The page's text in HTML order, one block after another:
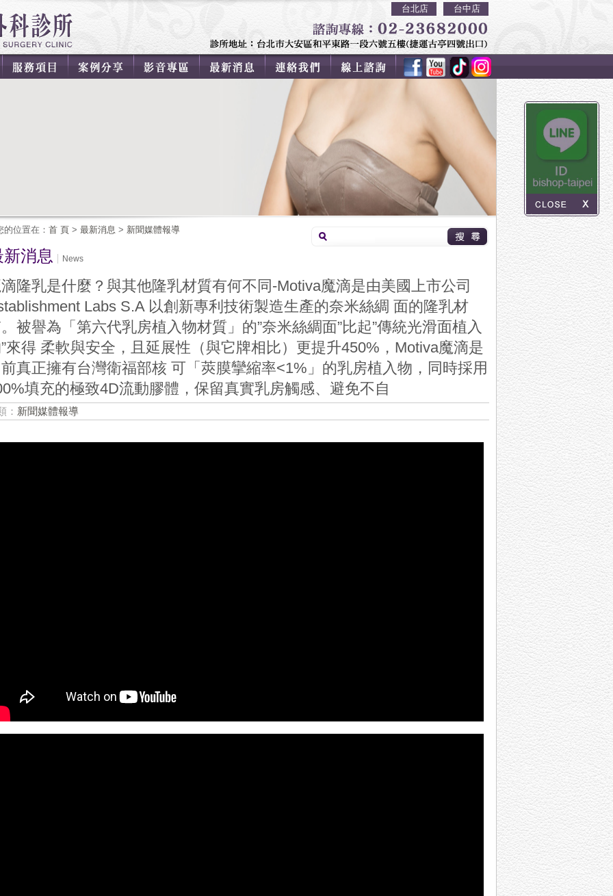
台北店 台中店
的位置在： 首 頁 > 最新消息 > 新聞媒體報導
新消息 News
隆乳是什麼？與其他隆乳材質有何不同-Motiva魔滴是由美國上市公司
Labs S.A 以創新專利技術製造生產的奈米絲綢 面的隆乳材
被譽為「第六代乳房植入物材質」的”奈米絲綢面”比起”傳統光滑面植入
來得 柔軟與安全，且延展性（與它牌相比）更提升450%，Motiva魔滴是
真正擁有台灣衛福部核 可「莢膜攣縮率<1%」的乳房植入物，同時採用
填充的極致4D流動膠體，保留真實乳房觸感、避免不自
： 新聞媒體報導